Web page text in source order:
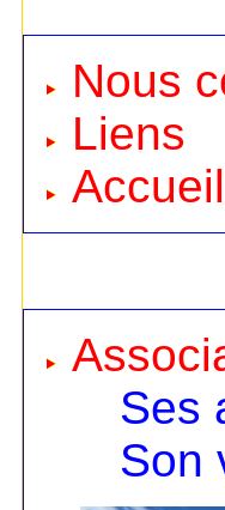
Nous
Liens
Accueil
Ses
Son